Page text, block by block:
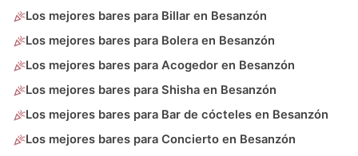
Los mejores bares para Billar en Besanzón
Los mejores bares para Bolera en Besanzón
Los mejores bares para Acogedor en Besanzón
Los mejores bares para Shisha en Besanzón
Los mejores bares para Bar de cócteles en Besanzón
Los mejores bares para Concierto en Besanzón